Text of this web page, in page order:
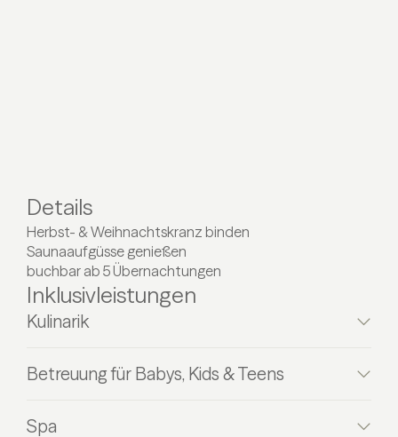
Details
Herbst- & Weihnachtskranz binden
Saunaaufgüsse genießen
buchbar ab 5 Übernachtungen
Inklusivleistungen
Kulinarik
Betreuung für Babys, Kids & Teens
Spa